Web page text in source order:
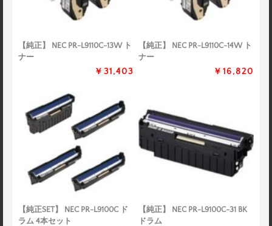
【純正】 NEC PR-L9110C-13W ト
ナー
￥31,403
【純正】 NEC PR-L9110C-14W ト
ナー
￥16,820
【純正SET】 NEC PR-L9100C ド
ラム 4本セット
【純正】 NEC PR-L9100C-31 BK
ドラム